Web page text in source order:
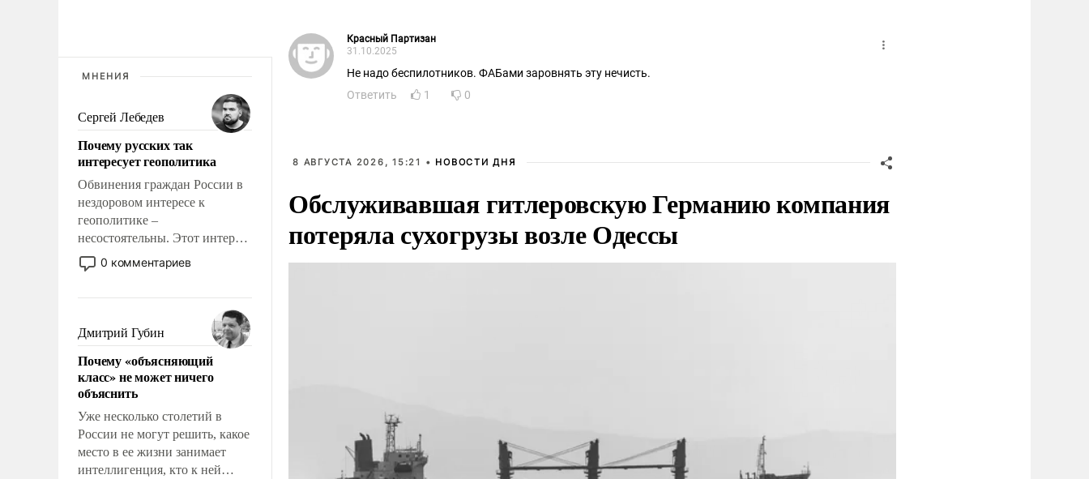
МНЕНИЯ
Сергей Лебедев
Почему русских так
интересует геополитика
Обвинения граждан России в
нездоровом интересе к
геополитике –
несостоятельны. Этот интерес
рационален и прагматичен. Он
обусловлен тысячелетним
фундаментальным знанием,
что мировая политика имеет
свойство заявляться на порог
нашего дома.
0 комментариев
Дмитрий Губин
Почему «объясняющий
класс» не может ничего
объяснить
Уже несколько столетий в
России не могут решить, какое
место в ее жизни занимает
интеллигенция, кто к ней
Красный Партизан
31.10.2025
Не надо беспилотников. ФАБами заровнять эту нечисть.
Ответить
1 0
8 АВГУСТА 2026, 15:21 • НОВОСТИ ДНЯ
Обслуживавшая гитлеровскую Германию компания
потеряла сухогрузы возле Одессы